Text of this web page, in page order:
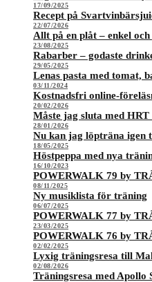
17/09/2025
Recept på
22/07/2026
Allt på en plåt – enkel
23/08/2025
Rabarber – godaste
29/05/2025
Lenas pasta med tomat,
03/11/2024
Kostnadsfri online-
20/02/2026
Måste jag sluta med
28/01/2026
Nu kan jag löpträna igen
18/05/2025
Höstpeppa med nya
16/10/2023
POWERWALK 79 by
08/11/2025
Ny musiklista för träning
06/07/2025
POWERWALK 77 by
23/03/2025
POWERWALK 76 by
02/02/2025
Lyxig träningsresa till
02/08/2026
Träningsresa med